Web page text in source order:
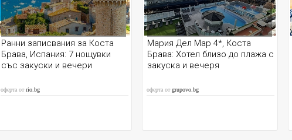
Ранни записвания за Коста
Брава, Испания: 7 нощувки
със закуски и вечери
оферта от rio.bg
Мария Дел Мар 4*, Коста
Брава: Хотел близо до плажа с
закуска и вечеря
оферта от grupovo.bg